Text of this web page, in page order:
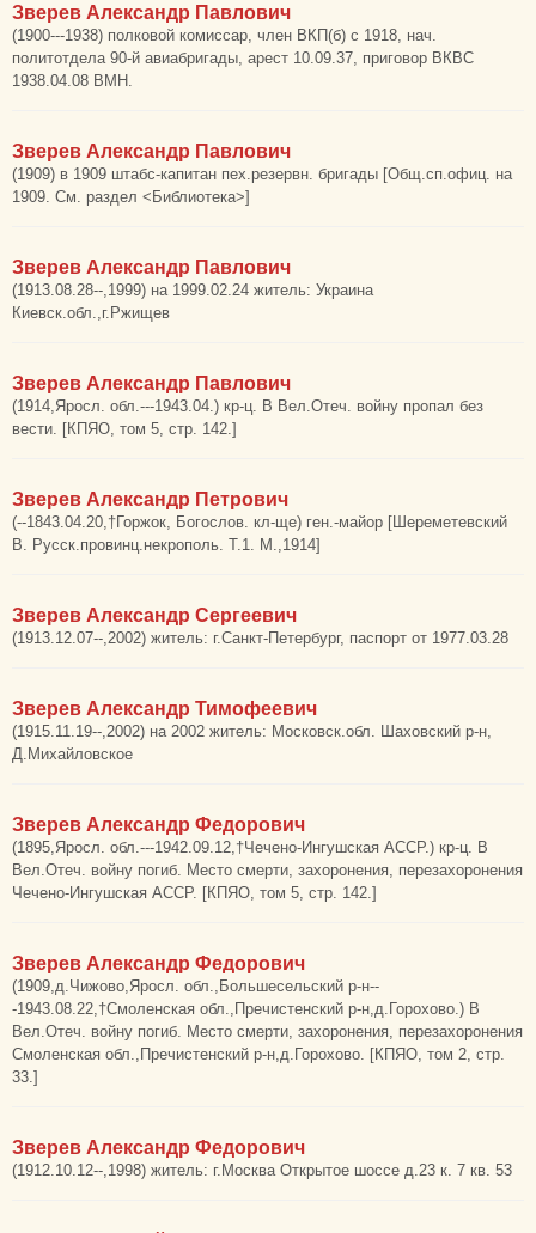
Зверев Александр Павлович
(1900---1938) полковой комиссар, член ВКП(б) с 1918, нач.
политотдела 90-й авиабригады, арест 10.09.37, приговор ВКВС
1938.04.08 ВМН.
Зверев Александр Павлович
(1909) в 1909 штабс-капитан пех.резервн. бригады [Общ.сп.офиц. на
1909. См. раздел <Библиотека>]
Зверев Александр Павлович
(1913.08.28--,1999) на 1999.02.24 житель: Украина
Киевск.обл.,г.Ржищев
Зверев Александр Павлович
(1914,Яросл. обл.---1943.04.) кр-ц. В Вел.Отеч. войну пропал без
вести. [КПЯО, том 5, стр. 142.]
Зверев Александр Петрович
(--1843.04.20,†Горжок, Богослов. кл-ще) ген.-майор [Шереметевский
В. Русск.провинц.некрополь. Т.1. М.,1914]
Зверев Александр Сергеевич
(1913.12.07--,2002) житель: г.Санкт-Петербург, паспорт от 1977.03.28
Зверев Александр Тимофеевич
(1915.11.19--,2002) на 2002 житель: Московск.обл. Шаховский р-н,
Д.Михайловское
Зверев Александр Федорович
(1895,Яросл. обл.---1942.09.12,†Чечено-Ингушская АССР.) кр-ц. В
Вел.Отеч. войну погиб. Место смерти, захоронения, перезахоронения
Чечено-Ингушская АССР. [КПЯО, том 5, стр. 142.]
Зверев Александр Федорович
(1909,д.Чижово,Яросл. обл.,Большесельский р-н--
-1943.08.22,†Смоленская обл.,Пречистенский р-н,д.Горохово.) В
Вел.Отеч. войну погиб. Место смерти, захоронения, перезахоронения
Смоленская обл.,Пречистенский р-н,д.Горохово. [КПЯО, том 2, стр.
33.]
Зверев Александр Федорович
(1912.10.12--,1998) житель: г.Москва Открытое шоссе д.23 к. 7 кв. 53